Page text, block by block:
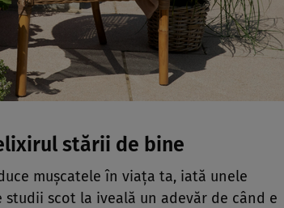
stării de bine
mușcatele în viața ta, iată unele
scot la iveală un adevăr de când e